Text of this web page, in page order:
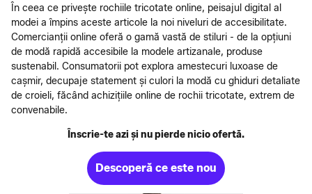
În ceea ce privește rochiile tricotate online, peisajul digital al
modei a împins aceste articole la noi niveluri de accesibilitate.
Comercianții online oferă o gamă vastă de stiluri - de la opțiuni
de modă rapidă accesibile la modele artizanale, produse
sustenabil. Consumatorii pot explora amestecuri luxoase de
cașmir, decupaje statement și culori la modă cu ghiduri detaliate
de croieli, făcând achizițiile online de rochii tricotate, extrem de
convenabile.
Înscrie-te azi și nu pierde nicio ofertă.
Descoperă ce este nou